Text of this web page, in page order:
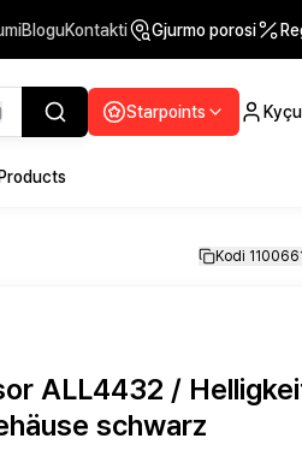
BloguKontakti Gjurmo porosi
Starpoints
Kodi
ALL4432 /
schwarz